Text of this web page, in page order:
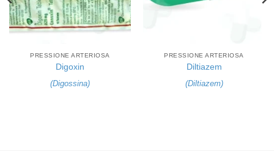
PRESSIONE ARTERIOSA
Digoxin
(Digossina)
PRESSIONE ARTERIOSA
Diltiazem
(Diltiazem)